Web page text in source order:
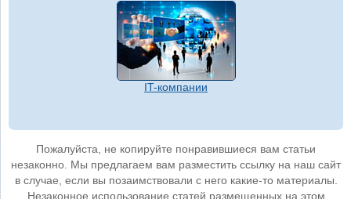
IT-компании
Пожалуйста, не копируйте понравившиеся вам статьи
незаконно. Мы предлагаем вам разместить ссылку на наш сайт
в случае, если вы позаимствовали с него какие-то материалы.
Незаконное использование статей размещенных на этом